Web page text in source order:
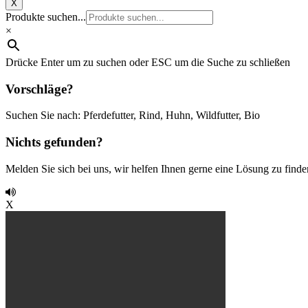
X
Produkte suchen...
×
Drücke Enter um zu suchen oder ESC um die Suche zu schließen
Vorschläge?
Suchen Sie nach: Pferdefutter, Rind, Huhn, Wildfutter, Bio
Nichts gefunden?
Melden Sie sich bei uns, wir helfen Ihnen gerne eine Lösung zu
X